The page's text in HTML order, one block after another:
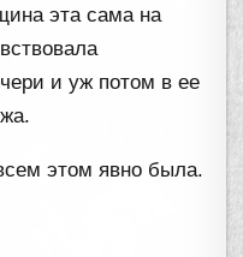
эта сама на
и уж потом в ее
этом явно была.